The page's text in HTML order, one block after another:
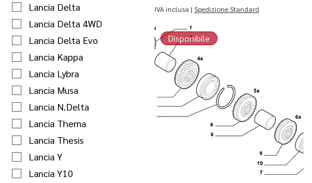
Lancia Delta
Lancia Delta 4WD
Lancia Delta Evo
Lancia Kappa
Lancia Lybra
Lancia Musa
Lancia N.Delta
Lancia Thema
Lancia Thesis
Lancia Y
Lancia Y10
IVA inclusa | Spedizione Standard
Disponibile